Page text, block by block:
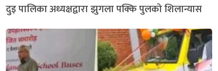
दुइ पालिका अध्यक्षद्वारा झुगला पक्कि पुलको शिलान्यास